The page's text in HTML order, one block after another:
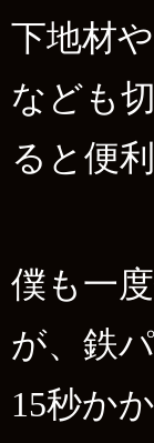
下地材
なども
ると便
僕も一
が、鉄
15秒か